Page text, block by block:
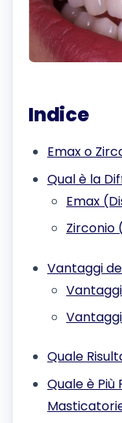
Indice
Emax o
Qual è la
Emax
Zirconio
Vantaggi
Quale
Quale è Più